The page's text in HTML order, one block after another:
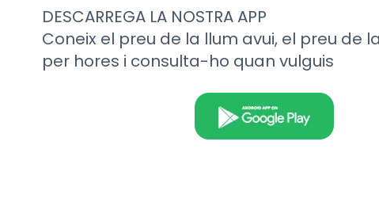
DESCARREGA LA NOSTRA APP
Coneix el preu de la llum avui, el preu de
per hores i consulta-ho quan vulguis